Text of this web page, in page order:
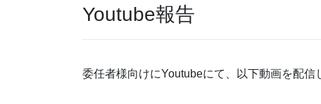
Youtube報告
委任者様向けにYoutubeにて、以下動画を配信